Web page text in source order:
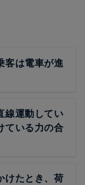
客は電車が進
線運動してい
ている力の合
けたとき、荷